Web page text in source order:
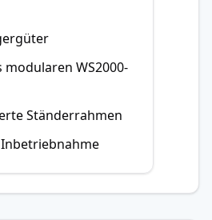
WS2000-
Ständerrahmen